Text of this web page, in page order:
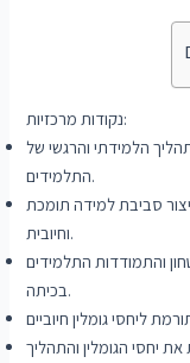
נקודות מרכזיות:
הלמידתי והרגשי של
התלמידים.
סביבת למידה תומכת
וחיובית.
והתמודדות התלמידים
בכיתה.
את יחסי הגומלין והתהליך